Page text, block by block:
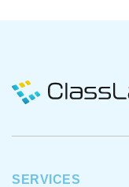
SERVICES